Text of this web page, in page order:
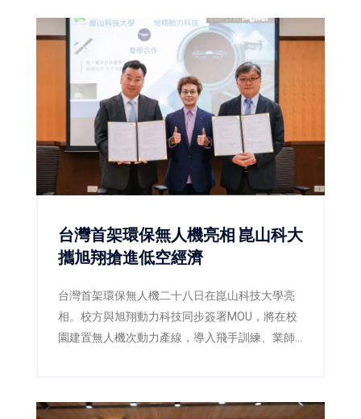
意與智慧的交流融合。活動結合管理思維、數位
科技、實境體驗及跨屆共學，透過沉浸式互動設
計，引領新生正式展開EMBA學習旅程，也展現
成功大學管理學院持續創新管理教育、接軌AI時
代人才培育的新方向。
台灣首架環保無人機亮相 崑山科大
攜旭翔搶進低空經濟
台灣首架環保無人機二十八日在崑山科技大學亮
相。校方與旭翔動力科技同步簽署MOU，將在校
園建置無人機次動力產線，導入飛手訓練、業師